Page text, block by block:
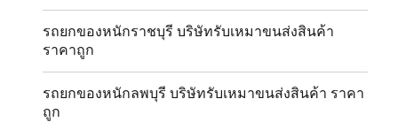
รถยกของหนักราชบุรี บริษัทรับเหมาขนส่งสินค้า
ราคาถูก
รถยกของหนักลพบุรี บริษัทรับเหมาขนส่งสินค้า ราคา
ถูก